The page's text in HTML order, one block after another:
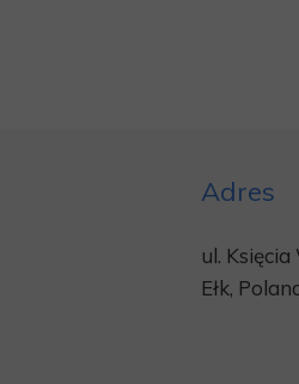
Adres
ul.
Ełk,